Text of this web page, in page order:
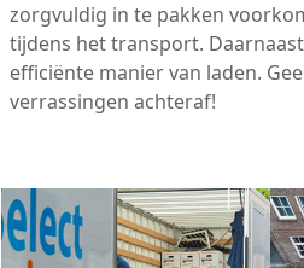
zorgvuldig in te pakken
tijdens het transport.
efficiënte manier van laden.
verrassingen achteraf!